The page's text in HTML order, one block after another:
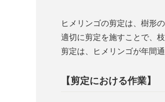
ヒメリンゴの剪定は、樹形
適切に剪定を施すことで、
剪定は、ヒメリンゴが年間
【剪定における作業】